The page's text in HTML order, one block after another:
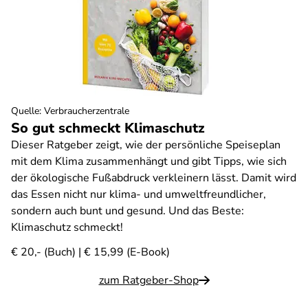
So gut schmeckt Klimaschutz
Dieser Ratgeber zeigt, wie der persönliche Speiseplan
mit dem Klima zusammenhängt und gibt Tipps, wie sich
der ökologische Fußabdruck verkleinern lässt. Damit wird
das Essen nicht nur klima- und umweltfreundlicher,
sondern auch bunt und gesund. Und das Beste:
Klimaschutz schmeckt!
€ 20,- (Buch) | € 15,99 (E-Book)
zum Ratgeber-Shop
Quelle: Verbraucherzentrale